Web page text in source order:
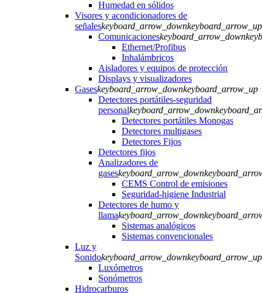
Humedad en sólidos
Visores y acondicionadores de
señaleskeyboard_arrow_downkeyboard_arrow_up
Comunicacioneskeyboard_arrow_down
Ethernet/Profibus
Inhalámbricos
Aisladores y equipos de protección
Displays y visualizadores
Gaseskeyboard_arrow_downkeyboard_arrow_up
Detectores portátiles-seguridad
personalkeyboard_arrow_down
Detectores portátiles Monogas
Detectores multigases
Detectores Fijos
Detectores fijos
Analizadores de
gaseskeyboard_arrow_down
CEMS Control de emisiones
Seguridad-higiene Industrial
Detectores de humo y
llamakeyboard_arrow_down
Sistemas analógicos
Sistemas convencionales
Luz y
Sonidokeyboard_arrow_downkeyboard_arrow_up
Luxómetros
Sonómetros
Hidrocarburos